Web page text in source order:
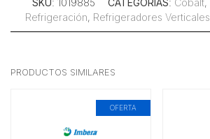
Refrigeración, Refrigeradores Verticales
PRODUCTOS SIMILARES
OFERTA